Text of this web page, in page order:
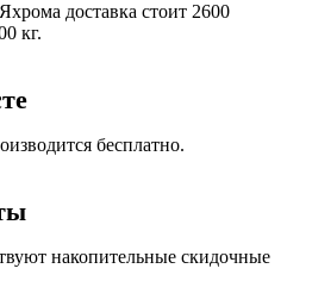
доставка стоит 2600
кг.
бесплатно.
накопительные скидочные